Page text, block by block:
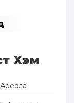
Хэм